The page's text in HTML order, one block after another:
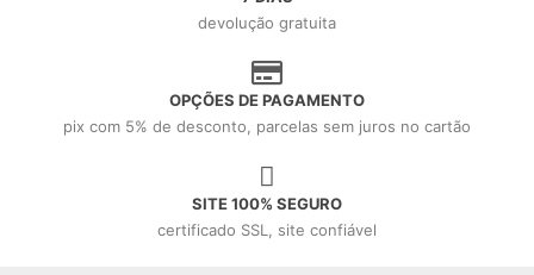
devolução gratuita
OPÇÕES DE PAGAMENTO
pix com 5% de desconto, parcelas sem juros no cartão
SITE 100% SEGURO
certificado SSL, site confiável